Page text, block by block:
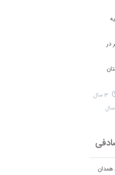
همدان
در
3 سال